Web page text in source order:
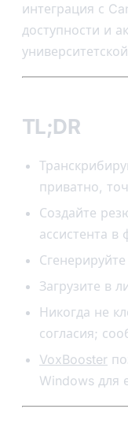
интеграция с
доступности и
TL;DR
приватно,
Создайте
ассистента в
Загрузите в
Никогда не
согласия;
VoxBooster
Windows для